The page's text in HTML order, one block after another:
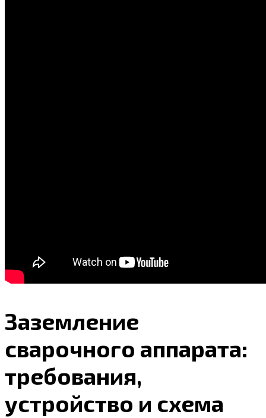
Заземление
сварочного аппарата:
требования,
устройство и схема